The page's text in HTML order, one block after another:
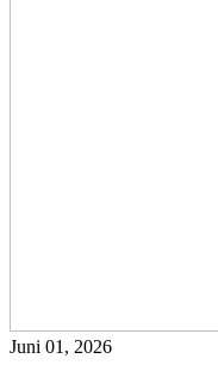
Juni 01, 2026